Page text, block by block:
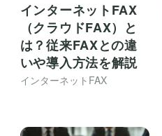
インターネットFAX
（クラウドFAX）と
は？従来FAXとの違
いや導入方法を解説
インターネットFAX